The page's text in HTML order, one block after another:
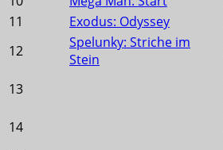
11
Exodus: Odyssey
12
Spelunky: Striche im
Stein
13
14